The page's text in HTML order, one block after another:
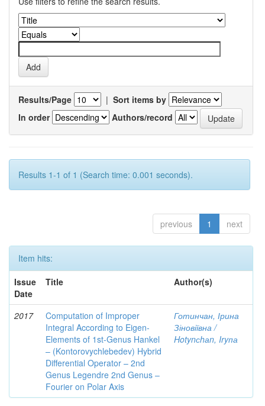
Results/Page | Sort items by
In order
Authors/record
Results 1-1 of 1 (Search time: 0.001 seconds).
previous 1 next
Item hits:
Issue
Date
Title Author(s)
2017
Computation of Improper
Integral According to Eigen-
Elements of 1st-Genus Hankel
– (Kontorovychlebedev) Hybrid
Differential Operator – 2nd
Genus Legendre 2nd Genus –
Fourier on Polar Axis
Готинчан, Ірина
Зіновіївна /
Hotynсhаn, Iryпа